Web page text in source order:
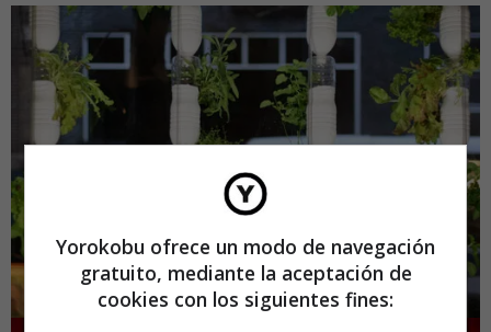
Yorokobu ofrece un modo de navegación
gratuito, mediante la aceptación de
cookies con los siguientes fines: